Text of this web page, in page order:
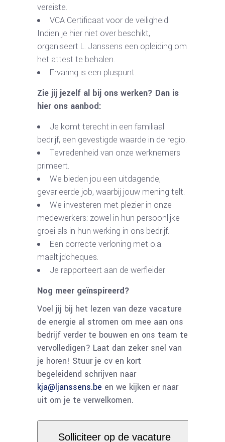
vereiste.
VCA Certificaat voor de veiligheid.
Indien je hier niet over beschikt,
organiseert L. Janssens een opleiding om
het attest te behalen.
Ervaring is een pluspunt.
Zie jij jezelf al bij ons werken? Dan is
hier ons aanbod:
Je komt terecht in een familiaal
bedrijf, een gevestigde waarde in de regio.
Tevredenheid van onze werknemers
primeert.
We bieden jou een uitdagende,
gevarieerde job, waarbij jouw mening telt.
We investeren met plezier in onze
medewerkers; zowel in hun persoonlijke
groei als in hun werking in ons bedrijf.
Een correcte verloning met o.a.
maaltijdcheques.
Je rapporteert aan de werfleider.
Nog meer geïnspireerd?
Voel jij bij het lezen van deze vacature
de energie al stromen om mee aan ons
bedrijf verder te bouwen en ons team te
vervolledigen? Laat dan zeker snel van
je horen! Stuur je cv en kort
begeleidend schrijven naar
kja@ljanssens.be en we kijken er naar
uit om je te verwelkomen.